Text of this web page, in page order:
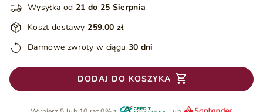
Wysyłka od 21 do 25 Sierpnia
Koszt dostawy 259,00 zł
Darmowe zwroty w ciągu 30 dni
DODAJ DO KOSZYKA